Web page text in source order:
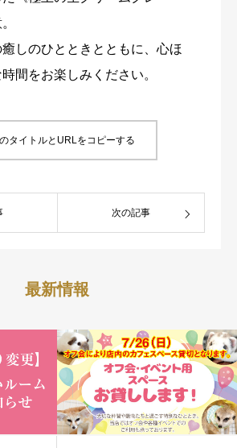
しのひとときとともに、心ほ
間をお楽しみください。
タイトルとURLをコピーする
次の記事
最新情報